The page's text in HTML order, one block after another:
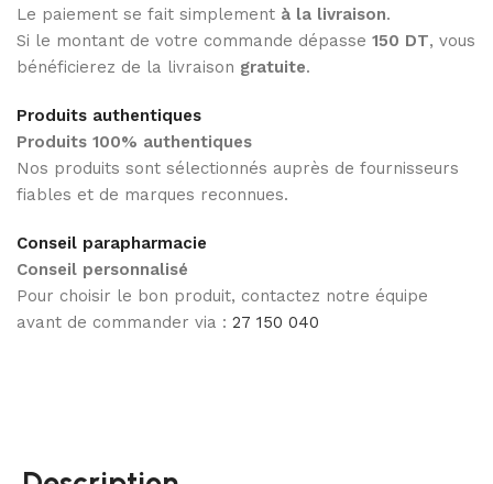
Le paiement se fait simplement à la livraison.
Si le montant de votre commande dépasse 150 DT, vous
bénéficierez de la livraison gratuite.
Produits authentiques
Produits 100% authentiques
Nos produits sont sélectionnés auprès de fournisseurs
fiables et de marques reconnues.
Conseil parapharmacie
Conseil personnalisé
Pour choisir le bon produit, contactez notre équipe
avant de commander via : 27 150 040